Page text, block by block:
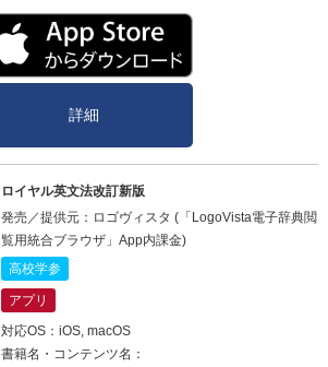
詳細
ロイヤル英文法改訂新版
発売／提供元：ロゴヴィスタ (「LogoVista電子辞典閲
覧用統合ブラウザ」App内課金)
高校学参
アプリ
対応OS：iOS, macOS
書籍名・コンテンツ名：